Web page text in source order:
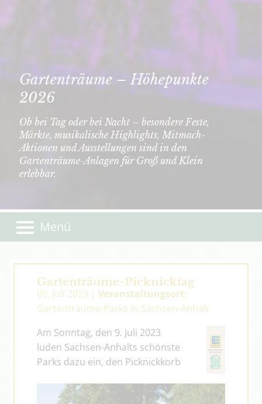
Gartenträume – Höhepunkte
2026
Ob bei Tag oder bei Nacht – besondere Feste,
Märkte, musikalische Highlights, Mitmach-
Aktionen und Ausstellungen sind in den
Gartenträume-Anlagen für Groß und Klein
erlebbar.
Menü
Gartenträume-Picknicktag
09. Juli 2023 | Veranstaltungsort:
Gartenträume-Parks in Sachsen-Anhalt
Am Sonntag, den 9. Juli 2023
luden Sachsen-Anhalts schönste
Parks dazu ein, den Picknickkorb